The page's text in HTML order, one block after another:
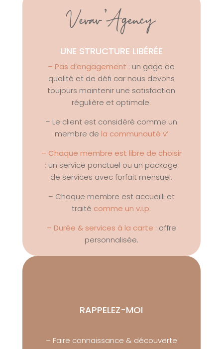
Vevav’Agency
UNE STRUCTURE LIBÉRÉE
– Pas d’engagement : un gage de
qualité et de défi car nous devons
toujours maintenir une satisfaction
régulière et optimale.
– Le client est considéré comme un
membre de la communauté v’
– Chaque membre est libre de choisir
: un service ponctuel ou un package
de services avec forfait mensuel.
– Chaque membre est accueilli et
traité comme un v.i.p.
– Durée & services à la carte : offre
personnalisée.
RAPPELEZ-MOI
– Faire connaissance & découverte